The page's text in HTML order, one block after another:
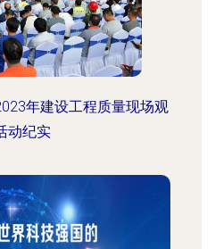
年建设工程质量现场观
动纪实